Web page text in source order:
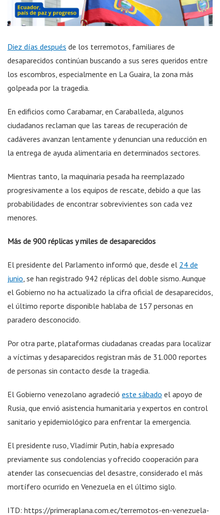
Diez días después de los terremotos, familiares de
desaparecidos continúan buscando a sus seres queridos entre
los escombros, especialmente en La Guaira, la zona más
golpeada por la tragedia.
En edificios como Carabamar, en Caraballeda, algunos
ciudadanos reclaman que las tareas de recuperación de
cadáveres avanzan lentamente y denuncian una reducción en
la entrega de ayuda alimentaria en determinados sectores.
Mientras tanto, la maquinaria pesada ha reemplazado
progresivamente a los equipos de rescate, debido a que las
probabilidades de encontrar sobrevivientes son cada vez
menores.
Más de 900 réplicas y miles de desaparecidos
El presidente del Parlamento informó que, desde el 24 de
junio , se han registrado 942 réplicas del doble sismo. Aunque
el Gobierno no ha actualizado la cifra oficial de desaparecidos,
el último reporte disponible hablaba de 157 personas en
paradero desconocido.
Por otra parte, plataformas ciudadanas creadas para localizar
a víctimas y desaparecidos registran más de 31.000 reportes
de personas sin contacto desde la tragedia.
El Gobierno venezolano agradeció este sábado el apoyo de
Rusia, que envió asistencia humanitaria y expertos en control
sanitario y epidemiológico para enfrentar la emergencia.
El presidente ruso, Vladímir Putin, había expresado
previamente sus condolencias y ofrecido cooperación para
atender las consecuencias del desastre, considerado el más
mortífero ocurrido en Venezuela en el último siglo.
ITD: https://primeraplana.com.ec/terremotos-en-venezuela-